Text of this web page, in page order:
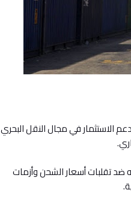
الاستثمار في مجال النقل البحري
ضد تقلبات أسعار الشحن وأزمات